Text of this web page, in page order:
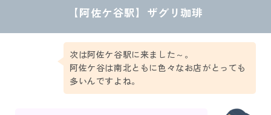
【 阿佐ケ谷駅】ザグリ珈琲
次は阿佐ケ谷駅に来ました～。
阿佐ケ谷は南北ともに色々なお店がとっても
多いんですよね。